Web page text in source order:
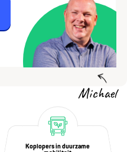
Michael
Koplopers in duurzame